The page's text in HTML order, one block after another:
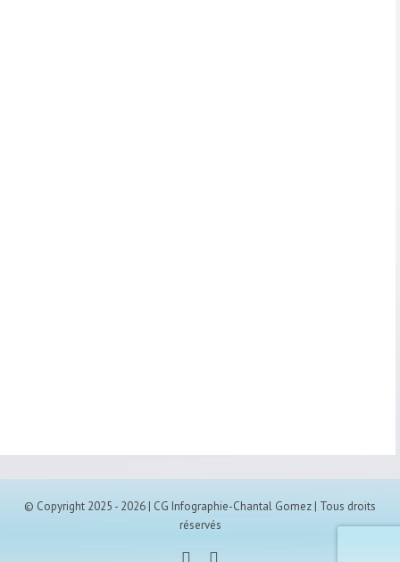
© Copyright 2025 - 2026 | CG Infographie-Chantal Gomez | Tous droits
réservés
Facebook